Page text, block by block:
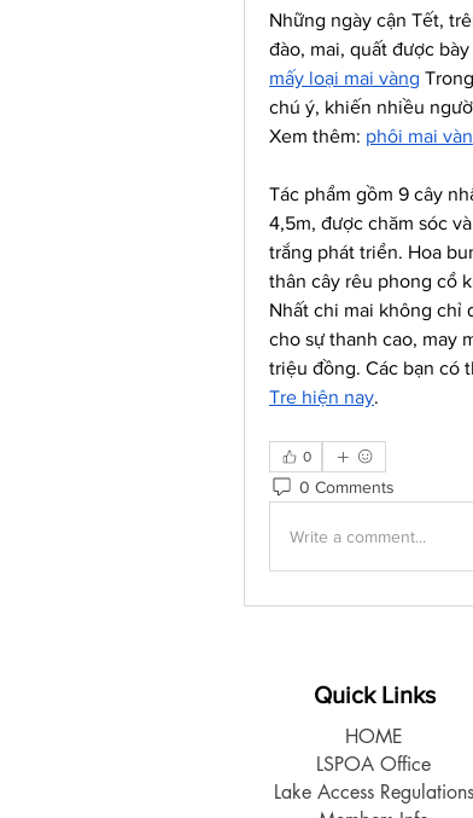
Những ngày cận Tết,
đào, mai, quất được
mấy loại mai vàng
chú ý, khiến nhiều
Xem thêm: phôi mai
Tác phẩm gồm 9 cây
4,5m, được chăm sóc
trắng phát triển. Hoa
thân cây rêu phong cổ
Nhất chi mai không chỉ
cho sự thanh cao, may
triệu đồng. Các bạn có
Tre hiện nay.
0
0 Comments
Write a comment...
Quick Links
HOME
LSPOA Office
Lake Access Regulations